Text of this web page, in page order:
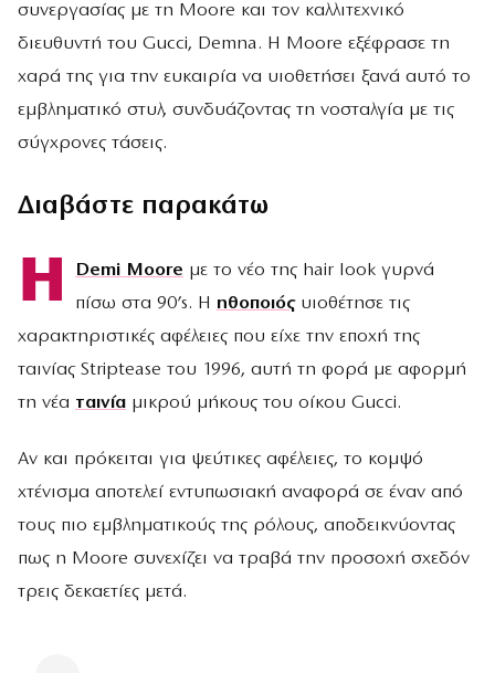
συνεργασίας με τη Moore και τον καλλιτεχνικό
διευθυντή του Gucci, Demna. Η Moore εξέφρασε τη
χαρά της για την ευκαιρία να υιοθετήσει ξανά αυτό το
εμβληματικό στυλ, συνδυάζοντας τη νοσταλγία με τις
σύγχρονες τάσεις.
Διαβάστε παρακάτω
Η Demi Moore με το νέο της hair look γυρνά
πίσω στα 90’s. H ηθοποιόςυιοθέτησε τις
χαρακτηριστικές αφέλειες που είχε την εποχή της
ταινίας Striptease του 1996, αυτή τη φορά με αφορμή
τη νέα ταινία μικρού μήκους του οίκου Gucci.
Αν και πρόκειται για ψεύτικες αφέλειες, το κομψό
χτένισμα αποτελεί εντυπωσιακή αναφορά σε έναν από
τους πιο εμβληματικούς της ρόλους, αποδεικνύοντας
πως η Moore συνεχίζει να τραβά την προσοχή σχεδόν
τρεις δεκαετίες μετά.